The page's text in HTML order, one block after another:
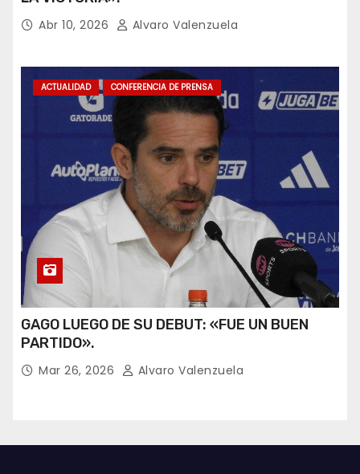
Abr 10, 2026 Alvaro Valenzuela
ACTUALIDAD CONFERENCIA DE PRENSA
GAGO LUEGO DE SU DEBUT: «FUE UN BUEN
PARTIDO».
Mar 26, 2026 Alvaro Valenzuela